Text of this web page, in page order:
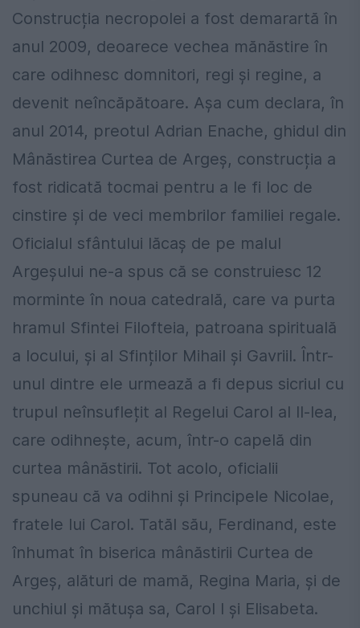
Construcția necropolei a fost demarartă în
anul 2009, deoarece vechea mănăstire în
care odihnesc domnitori, regi și regine, a
devenit neîncăpătoare. Așa cum declara, în
anul 2014, preotul Adrian Enache, ghidul din
Mânăstirea Curtea de Argeș, construcția a
fost ridicată tocmai pentru a le fi loc de
cinstire și de veci membrilor familiei regale.
Oficialul sfântului lăcaș de pe malul
Argeșului ne-a spus că se construiesc 12
morminte în noua catedrală, care va purta
hramul Sfintei Filofteia, patroana spirituală
a locului, și al Sfinților Mihail și Gavriil. Într-
unul dintre ele urmează a fi depus sicriul cu
trupul neînsuflețit al Regelui Carol al II-lea,
care odihnește, acum, într-o capelă din
curtea mânăstirii. Tot acolo, oficialii
spuneau că va odihni și Principele Nicolae,
fratele lui Carol. Tatăl său, Ferdinand, este
înhumat în biserica mânăstirii Curtea de
Argeș, alături de mamă, Regina Maria, și de
unchiul și mătușa sa, Carol I și Elisabeta.